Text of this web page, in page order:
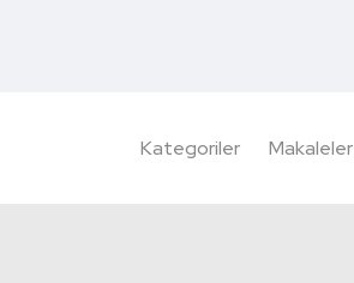
Kategoriler Makaleler